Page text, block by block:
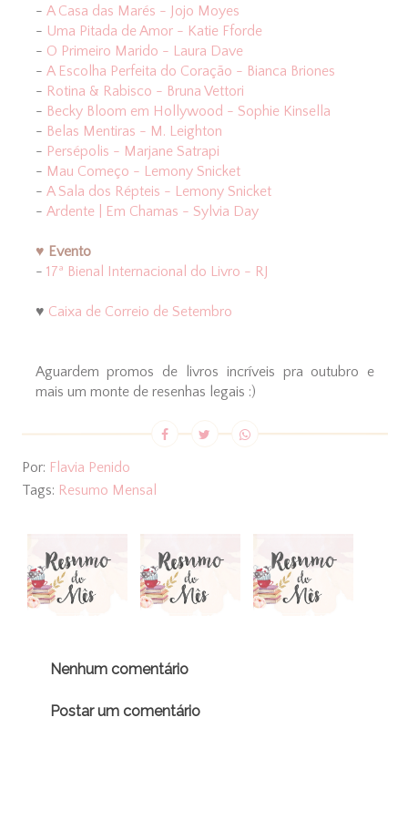
- A Casa das Marés - Jojo Moyes
- Uma Pitada de Amor - Katie Fforde
- O Primeiro Marido - Laura Dave
- A Escolha Perfeita do Coração - Bianca Briones
- Rotina & Rabisco - Bruna Vettori
- Becky Bloom em Hollywood - Sophie Kinsella
- Belas Mentiras - M. Leighton
- Persépolis - Marjane Satrapi
- Mau Começo - Lemony Snicket
- A Sala dos Répteis - Lemony Snicket
- Ardente | Em Chamas - Sylvia Day
♥ Evento
- 17ª Bienal Internacional do Livro - RJ
♥ Caixa de Correio de Setembro
Aguardem promos de livros incríveis pra outubro e
mais um monte de resenhas legais :)
Por: Flavia Penido
Tags: Resumo Mensal
Nenhum comentário
Postar um comentário